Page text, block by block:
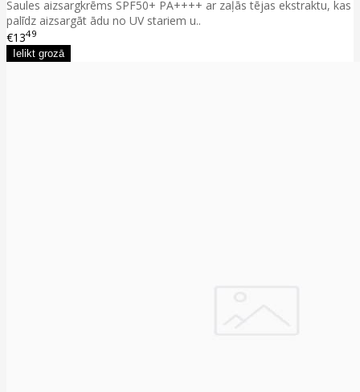
Saules aizsargkrēms SPF50+ PA++++ ar zaļās tējas ekstraktu, kas
palīdz aizsargāt ādu no UV stariem u..
€1349